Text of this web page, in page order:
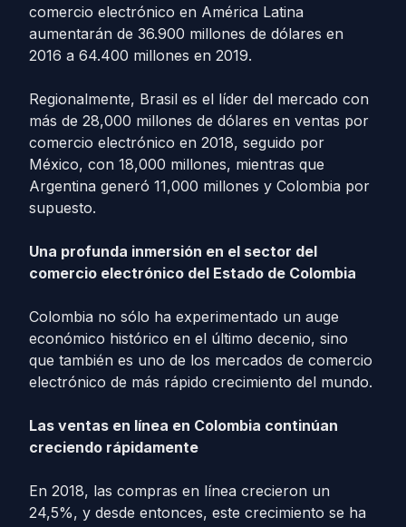
comercio electrónico en América Latina
aumentarán de 36.900 millones de dólares en
2016 a 64.400 millones en 2019.
Regionalmente, Brasil es el líder del mercado con
más de 28,000 millones de dólares en ventas por
comercio electrónico en 2018, seguido por
México, con 18,000 millones, mientras que
Argentina generó 11,000 millones y Colombia por
supuesto.
Una profunda inmersión en el sector del
comercio electrónico del Estado de Colombia
Colombia no sólo ha experimentado un auge
económico histórico en el último decenio, sino
que también es uno de los mercados de comercio
electrónico de más rápido crecimiento del mundo.
Las ventas en línea en Colombia continúan
creciendo rápidamente
En 2018, las compras en línea crecieron un
24,5%, y desde entonces, este crecimiento se ha